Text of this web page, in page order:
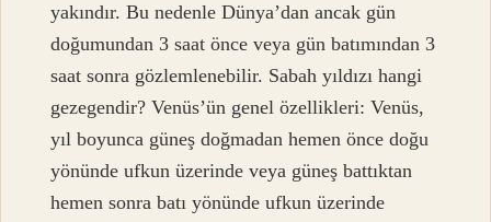
yakındır. Bu nedenle Dünya’dan ancak gün
doğumundan 3 saat önce veya gün batımından 3
saat sonra gözlemlenebilir. Sabah yıldızı hangi
gezegendir? Venüs’ün genel özellikleri: Venüs,
yıl boyunca güneş doğmadan hemen önce doğu
yönünde ufkun üzerinde veya güneş battıktan
hemen sonra batı yönünde ufkun üzerinde